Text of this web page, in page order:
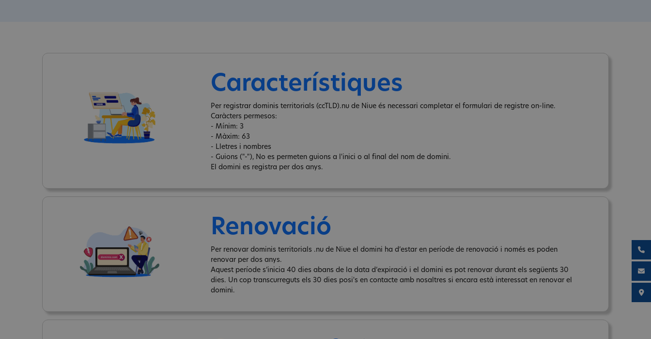
Característiques
Per registrar dominis territorials (ccTLD).nu de Niue és necessari completar el formulari de registre on-line.
Caràcters permesos:
- Mínim: 3
- Màxim: 63
- Lletres i nombres
- Guions ("-"), No es permeten guions a l'inici o al final del nom de domini.
El domini es registra per dos anys.
Renovació
Per renovar dominis territorials .nu de Niue el domini ha d’estar en període de renovació i només es poden
renovar per dos anys.
Aquest període s’inicia 40 dies abans de la data d’expiració i el domini es pot renovar durant els següents 30
dies. Un cop transcurreguts els 30 dies posi's en contacte amb nosaltres si encara està interessat en renovar el
domini.